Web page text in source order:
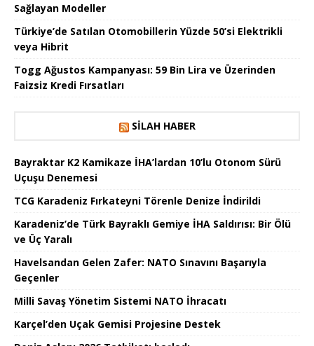
Sağlayan Modeller
Türkiye’de Satılan Otomobillerin Yüzde 50’si Elektrikli
veya Hibrit
Togg Ağustos Kampanyası: 59 Bin Lira ve Üzerinden
Faizsiz Kredi Fırsatları
SILAH HABER
Bayraktar K2 Kamikaze İHA’lardan 10’lu Otonom Sürü
Uçuşu Denemesi
TCG Karadeniz Fırkateyni Törenle Denize İndirildi
Karadeniz’de Türk Bayraklı Gemiye İHA Saldırısı: Bir Ölü
ve Üç Yaralı
Havelsandan Gelen Zafer: NATO Sınavını Başarıyla
Geçenler
Milli Savaş Yönetim Sistemi NATO İhracatı
Karçel’den Uçak Gemisi Projesine Destek